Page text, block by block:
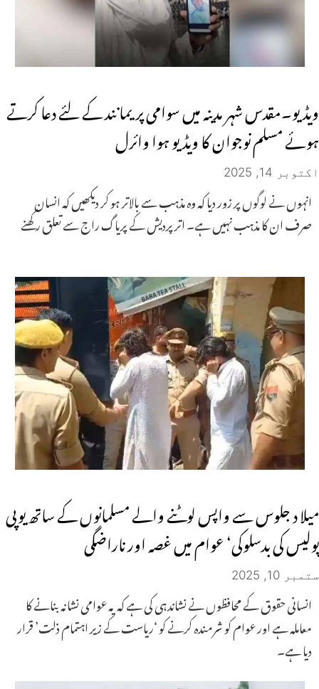
ویڈیو۔مقدس شہر مدینہ میں سوامی پریمانند کے لئے دعا کرتے
ہوئے مسلم نوجوان کا ویڈیو ہوا وائرل
اکتوبر 14, 2025
انہوں نے لوگوں پر زور دیا کہ وہ مذہب سے بالاتر ہو کر دیکھیں کہ انسان
صرف ان کا مذہب نہیں ہے۔ اتر پردیش کے پریاگ راج سے تعلق رکھنے
میلا د جلوس سے واپس لوٹنے والے مسلمانوں کے ساتھ یوپی
پولیس کی بدسلوکی‘ عوام میں غصہ اور ناراضگی
ستمبر 10, 2025
انسانی حقوق کے محافظوں نے نشاندہی کی ہے کہ یہ عوامی نشانہ بنانے کا
معاملہ ہے اور عوام کو شرمندہ کرنے کو ‘ریاست کے زیر اہتمام ذلت’ قرار
دیا ہے۔